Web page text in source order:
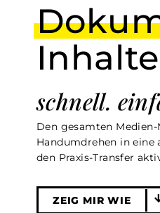
schnell.
Den gesamten
Handumdrehen in
den Praxis-Transfer
ZEIG MIR WIE